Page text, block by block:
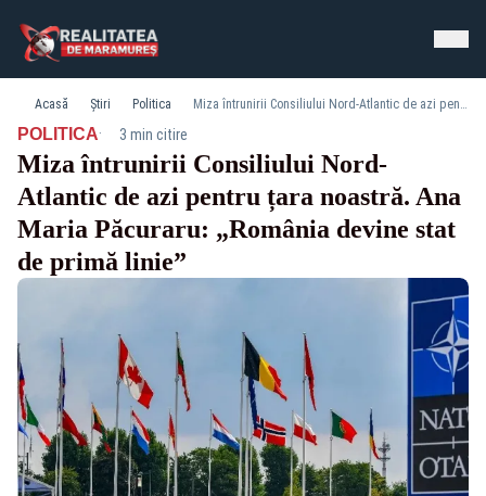
Acasă Știri Politica Miza întrunirii Consiliului Nord-Atlantic de azi pentru țara noastră. Ana Maria Păcuraru: „România devine stat de primă linie”
POLITICA· 3 min citire
Miza întrunirii Consiliului Nord-
Atlantic de azi pentru țara noastră. Ana
Maria Păcuraru: „România devine stat
de primă linie”